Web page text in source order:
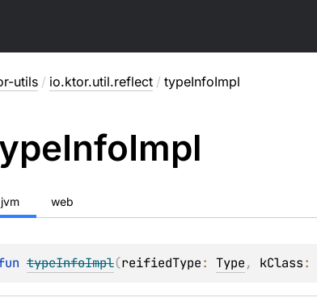
utils / io.ktor.util.reflect / typeInfoImpl
InfoImpl
jvm web
typeInfoImpl(reifiedType: Type, kClass: